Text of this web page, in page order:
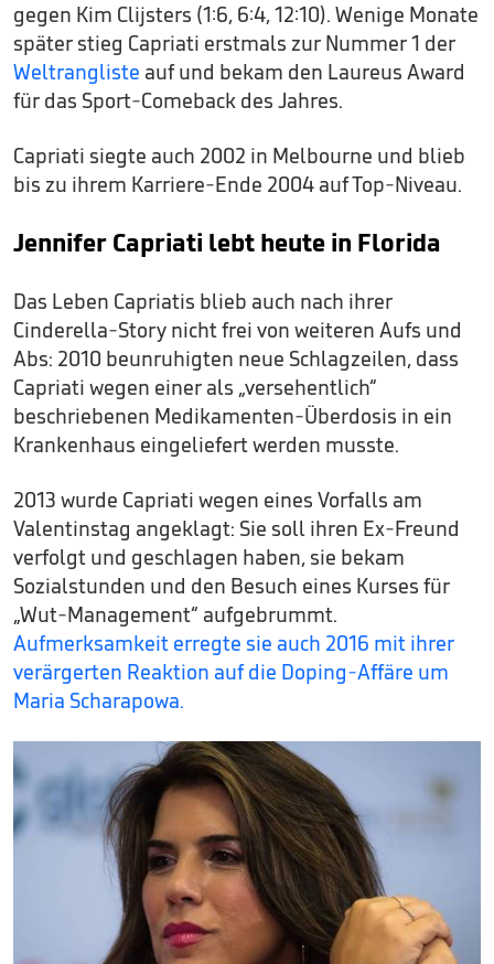
gegen Kim Clijsters (1:6, 6:4, 12:10). Wenige Monate
später stieg Capriati erstmals zur Nummer 1 der
Weltrangliste auf und bekam den Laureus Award
für das Sport-Comeback des Jahres.
Capriati siegte auch 2002 in Melbourne und blieb
bis zu ihrem Karriere-Ende 2004 auf Top-Niveau.
Jennifer Capriati lebt heute in Florida
Das Leben Capriatis blieb auch nach ihrer
Cinderella-Story nicht frei von weiteren Aufs und
Abs: 2010 beunruhigten neue Schlagzeilen, dass
Capriati wegen einer als „versehentlich“
beschriebenen Medikamenten-Überdosis in ein
Krankenhaus eingeliefert werden musste.
2013 wurde Capriati wegen eines Vorfalls am
Valentinstag angeklagt: Sie soll ihren Ex-Freund
verfolgt und geschlagen haben, sie bekam
Sozialstunden und den Besuch eines Kurses für
„Wut-Management“ aufgebrummt.
Aufmerksamkeit erregte sie auch 2016 mit ihrer
verärgerten Reaktion auf die Doping-Affäre um
Maria Scharapowa.